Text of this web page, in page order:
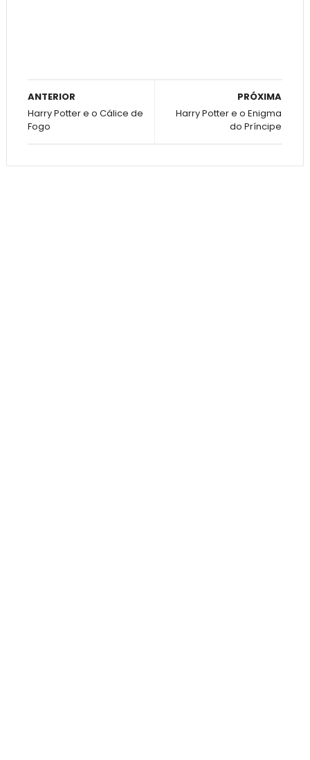
PRÓXIMA
Harry Potter e o Enigma
do Príncipe
ANTERIOR
Harry Potter e o Cálice de
Fogo